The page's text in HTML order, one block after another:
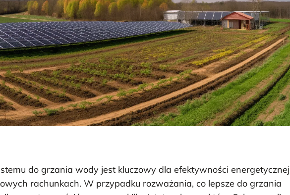
do grzania wody jest kluczowy dla efektywności energetycznej
rachunkach. W przypadku rozważania, co lepsze do grzania